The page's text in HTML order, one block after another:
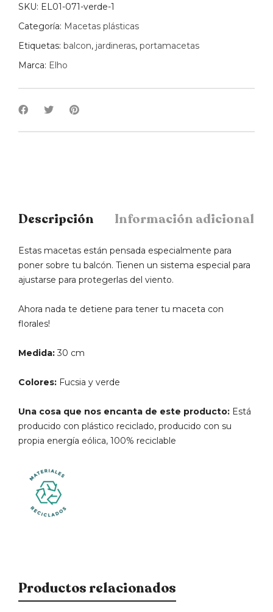
SKU: EL01-071-verde-1
Categoría: Macetas plásticas
Etiquetas: balcon, jardineras, portamacetas
Marca: Elho
Descripción Información adicional
Estas macetas están pensada especialmente para
poner sobre tu balcón. Tienen un sistema especial para
ajustarse para protegerlas del viento.
Ahora nada te detiene para tener tu maceta con
florales!
Medida:30 cm
Colores: Fucsia y verde
Una cosa que nos encanta de este producto: Está
producido con plástico reciclado, producido con su
propia energía eólica, 100% reciclable
Productos relacionados